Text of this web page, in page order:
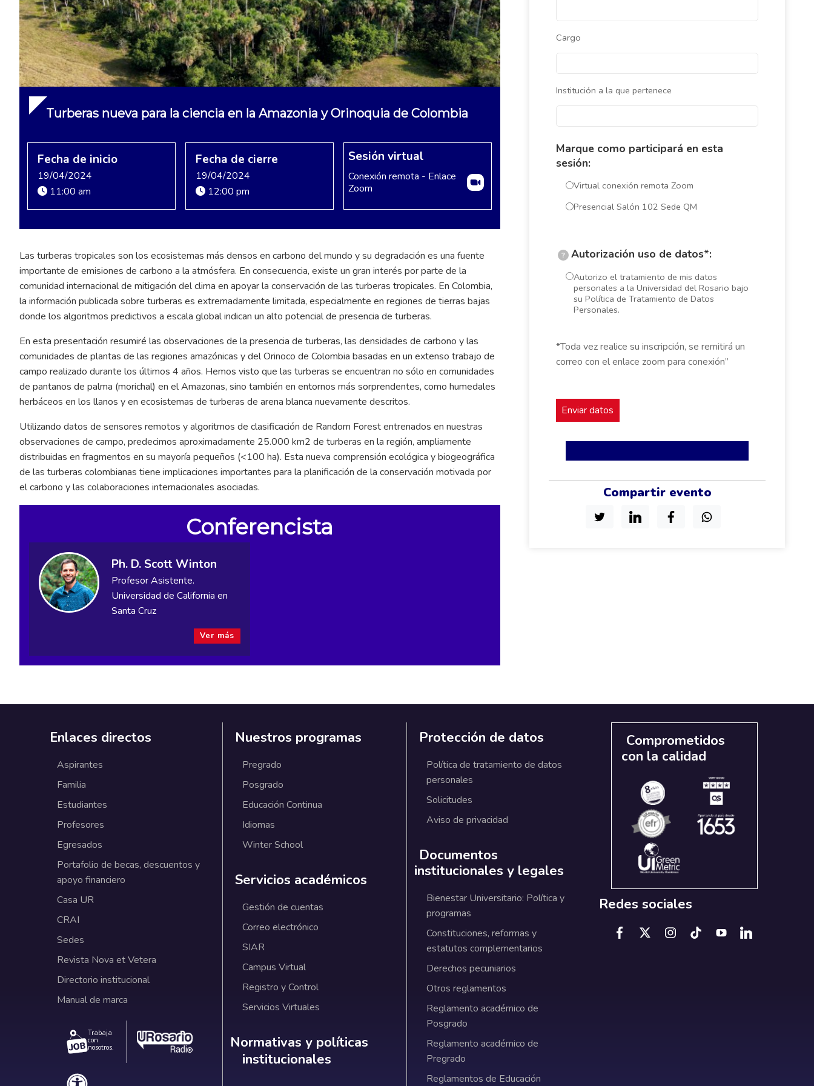
Cargo
Institución a la que pertenece
Marque como participará en esta
sesión:
Virtual conexión remota Zoom
Presencial Salón 102 Sede QM
? Autorización uso de datos*:
Autorizo el tratamiento de mis datos
personales a la Universidad del Rosario bajo
su Política de Tratamiento de Datos
Personales.
*Toda vez realice su inscripción, se remitirá un
correo con el enlace zoom para conexión”
Compartir evento
Turberas nueva para la ciencia en la Amazonia y Orinoquia de Colombia
Fecha de inicio
19/04/2024
11:00 am
Fecha de cierre
19/04/2024
12:00 pm
Sesión virtual
Conexión remota - Enlace
Zoom
Las turberas tropicales son los ecosistemas más densos en carbono del mundo y su degradación es una fuente
importante de emisiones de carbono a la atmósfera. En consecuencia, existe un gran interés por parte de la
comunidad internacional de mitigación del clima en apoyar la conservación de las turberas tropicales. En Colombia,
la información publicada sobre turberas es extremadamente limitada, especialmente en regiones de tierras bajas
donde los algoritmos predictivos a escala global indican un alto potencial de presencia de turberas.
En esta presentación resumiré las observaciones de la presencia de turberas, las densidades de carbono y las
comunidades de plantas de las regiones amazónicas y del Orinoco de Colombia basadas en un extenso trabajo de
campo realizado durante los últimos 4 años. Hemos visto que las turberas se encuentran no sólo en comunidades
de pantanos de palma (morichal) en el Amazonas, sino también en entornos más sorprendentes, como humedales
herbáceos en los llanos y en ecosistemas de turberas de arena blanca nuevamente descritos.
Utilizando datos de sensores remotos y algoritmos de clasificación de Random Forest entrenados en nuestras
observaciones de campo, predecimos aproximadamente 25.000 km2 de turberas en la región, ampliamente
distribuidas en fragmentos en su mayoría pequeños (<100 ha). Esta nueva comprensión ecológica y biogeográfica
de las turberas colombianas tiene implicaciones importantes para la planificación de la conservación motivada por
el carbono y las colaboraciones internacionales asociadas.
Conferencista
Ph. D. Scott Winton
Profesor Asistente.
Universidad de California en
Santa Cruz
Ver más
Enlaces directos
Aspirantes
Familia
Estudiantes
Profesores
Egresados
Portafolio de becas, descuentos y
apoyo financiero
Casa UR
CRAI
Sedes
Revista Nova et Vetera
Directorio institucional
Manual de marca
Trabaja
con
nosotros.
Nuestros programas
Pregrado
Posgrado
Educación Continua
Idiomas
Winter School
Servicios académicos
Gestión de cuentas
Correo electrónico
SIAR
Campus Virtual
Registro y Control
Servicios Virtuales
Normativas y políticas institucionales
Normativas y políticas
institucionales
Protección de datos
Política de tratamiento de datos
personales
Solicitudes
Aviso de privacidad
Documentos
institucionales y legales
Bienestar Universitario: Política y
programas
Constituciones, reformas y
estatutos complementarios
Derechos pecuniarios
Otros reglamentos
Reglamento académico de
Posgrado
Reglamento académico de
Pregrado
Reglamentos de Educación
Comprometidos
con la calidad
Redes sociales